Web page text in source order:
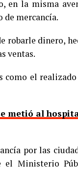
en la misma
de mercancía.
robarle dinero,
ventas.
el
metió al
por las
el Ministerio